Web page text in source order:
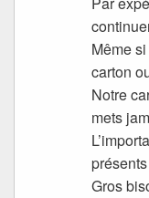
Même
carton
Notre
mets
Gros